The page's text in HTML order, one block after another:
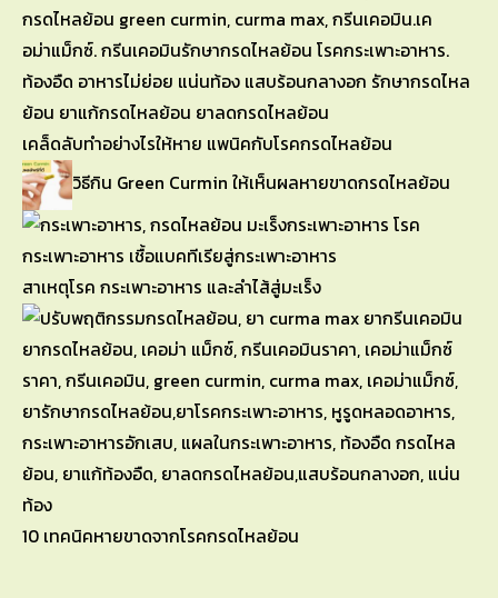
เคล็ดลับทำอย่างไรให้หาย แพนิคกับโรคกรดไหลย้อน
วิธีกิน Green Curmin ให้เห็นผลหายขาดกรดไหลย้อน
สาเหตุโรค กระเพาะอาหาร และลำไส้สู่มะเร็ง
10 เทคนิคหายขาดจากโรคกรดไหลย้อน